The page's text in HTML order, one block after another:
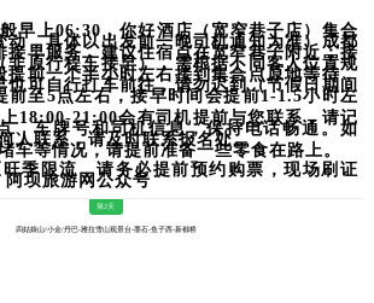
早上06:30，你好酒店（宽窄巷子店）集合
动，具体以出发前一晚司机通知为准）成都
接早服务，建议住宿点在宽窄巷子附近；接
非原行程车接早），需根据不同客人位置规
提前一个半小时左右接到集合点原地等待，
也可自行打车前往，请勿迟到（节假日期间
前至5点左右，接早时间会提前1-1.5小时左
18:00-21:00会有司机提前与您联系，请记
、车牌号和司机信息，保持电话畅通。如
人联系，请及时联系报名处。
车等情况，请提前准备一些零食在路上。
季限流，请务必提前预约购票，现场刷证
阿坝旅游网公众号
第2天
四姑娘山/小金/丹巴-雅拉雪山观景台-墨石-鱼子西-新都桥